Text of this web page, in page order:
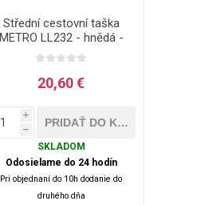
Střední cestovní taška
METRO LL232 - hnědá -
44 L
20,60 €
i
h
SKLADOM
Odosielame do 24 hodín
Pri objednaní do 10h dodanie do
druhého dňa